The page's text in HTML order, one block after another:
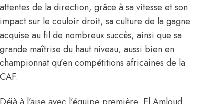
attentes de la direction, grâce à sa vitesse et son
impact sur le couloir droit, sa culture de la gagne
acquise au fil de nombreux succès, ainsi que sa
grande maîtrise du haut niveau, aussi bien en
championnat qu’en compétitions africaines de la
CAF.